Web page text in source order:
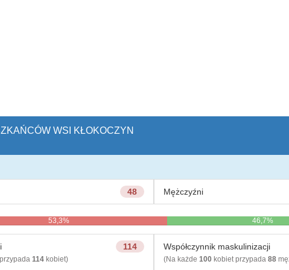
WSI KŁOKOCZYN
48 Mężczyźni
53,3% 46,7%
114
114kobiet)
Współczynnik maskulinizacji
(Na każde 100kobiet przypada 88